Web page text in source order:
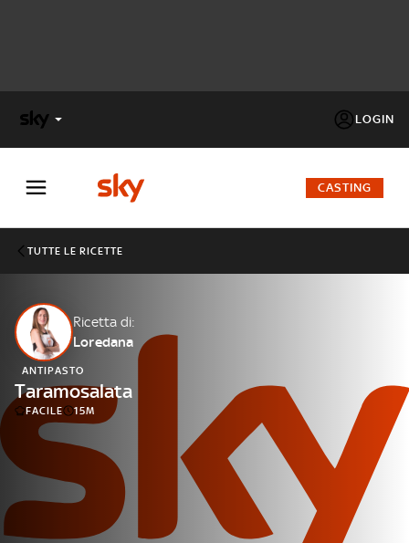
LOGIN
FACTOR
Cos’altro vedere:
PROGRAMMI SKY
Un mondo di offerte:
SKY.IT
NOW
CASTING
TUTTE LE RICETTE
Ricetta di:
Loredana
ANTIPASTO
Taramosalata
FACILE 15M